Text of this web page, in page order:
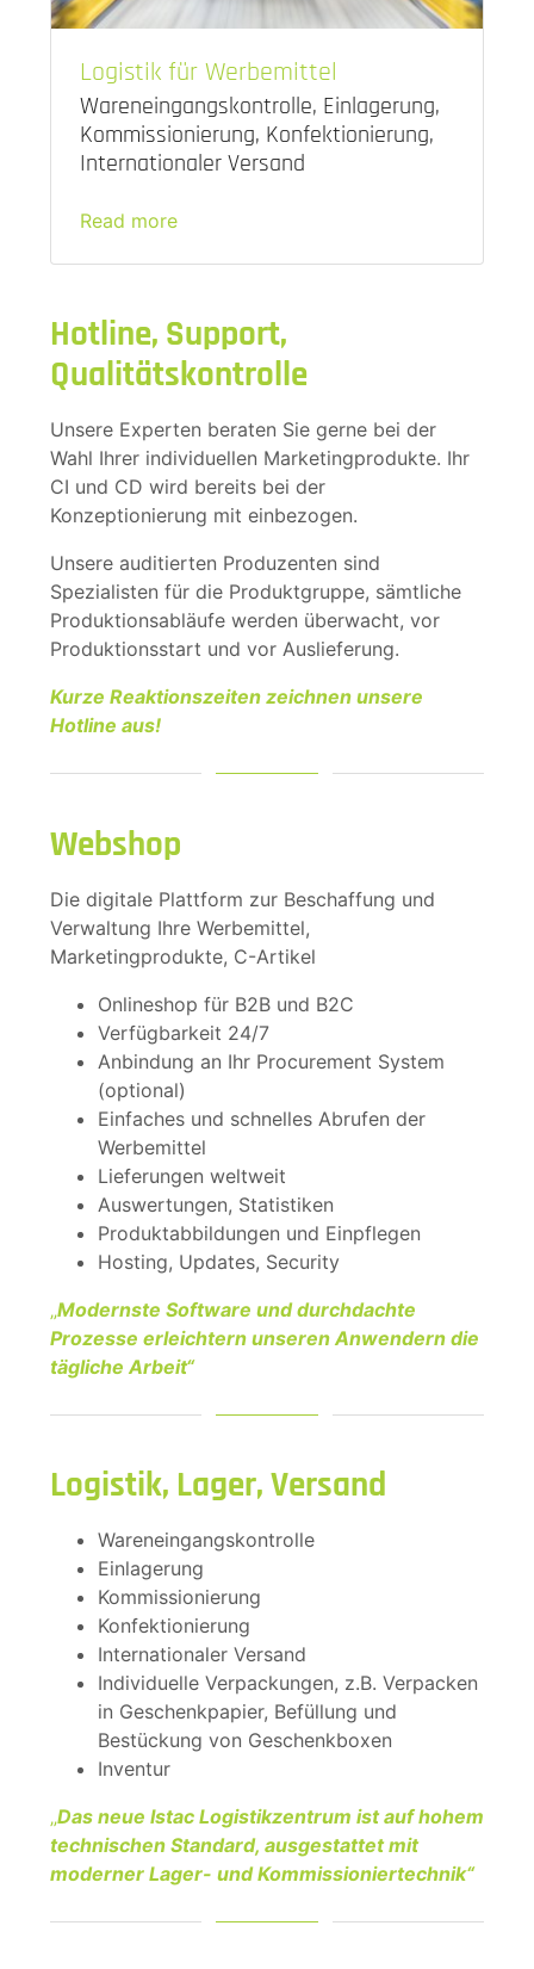
Logistik für Werbemittel
Wareneingangskontrolle, Einlagerung,
Kommissionierung, Konfektionierung,
Internationaler Versand
Read more
Hotline, Support,
Qualitätskontrolle
Unsere Experten beraten Sie gerne bei der
Wahl Ihrer individuellen Marketingprodukte. Ihr
CI und CD wird bereits bei der
Konzeptionierung mit einbezogen.
Unsere auditierten Produzenten sind
Spezialisten für die Produktgruppe, sämtliche
Produktionsabläufe werden überwacht, vor
Produktionsstart und vor Auslieferung.
Kurze Reaktionszeiten zeichnen unsere
Hotline aus!
Webshop
Die digitale Plattform zur Beschaffung und
Verwaltung Ihre Werbemittel,
Marketingprodukte, C-Artikel
Onlineshop für B2B und B2C
Verfügbarkeit 24/7
Anbindung an Ihr Procurement System
(optional)
Einfaches und schnelles Abrufen der
Werbemittel
Lieferungen weltweit
Auswertungen, Statistiken
Produktabbildungen und Einpflegen
Hosting, Updates, Security
„Modernste Software und durchdachte
Prozesse erleichtern unseren Anwendern die
tägliche Arbeit“
Logistik, Lager, Versand
Wareneingangskontrolle
Einlagerung
Kommissionierung
Konfektionierung
Internationaler Versand
Individuelle Verpackungen, z.B. Verpacken
in Geschenkpapier, Befüllung und
Bestückung von Geschenkboxen
Inventur
„Das neue Istac Logistikzentrum ist auf hohem
technischen Standard, ausgestattet mit
moderner Lager- und Kommissioniertechnik“